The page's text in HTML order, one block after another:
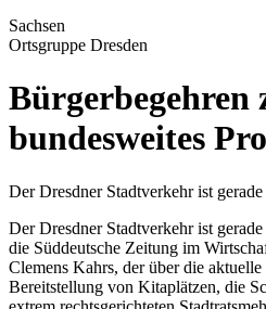
Sachsen
Ortsgruppe Dresden
Bürgerbegehren
bundesweites
Der Dresdner Stadtverkehr ist
Der Dresdner Stadtverkehr ist
die Süddeutsche Zeitung im
Clemens Kahrs, der über die
Bereitstellung von Kitaplätzen, die